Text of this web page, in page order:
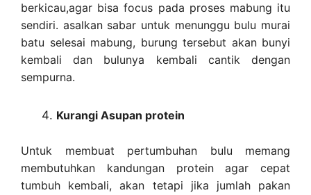
berkicau,agar bisa focus pada proses mabung itu
sendiri. asalkan sabar untuk menunggu bulu murai
batu selesai mabung, burung tersebut akan bunyi
kembali dan bulunya kembali cantik dengan
sempurna.
Kurangi Asupan protein
Untuk membuat pertumbuhan bulu memang
membutuhkan kandungan protein agar cepat
tumbuh kembali, akan tetapi jika jumlah pakan